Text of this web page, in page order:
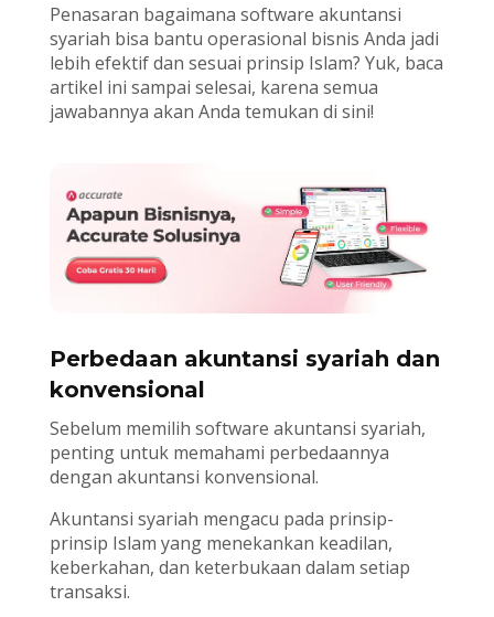
Penasaran bagaimana software akuntansi
syariah bisa bantu operasional bisnis Anda jadi
lebih efektif dan sesuai prinsip Islam? Yuk, baca
artikel ini sampai selesai, karena semua
jawabannya akan Anda temukan di sini!
Perbedaan akuntansi syariah dan
konvensional
Sebelum memilih software akuntansi syariah,
penting untuk memahami perbedaannya
dengan akuntansi konvensional.
Akuntansi syariah mengacu pada prinsip-
prinsip Islam yang menekankan keadilan,
keberkahan, dan keterbukaan dalam setiap
transaksi.